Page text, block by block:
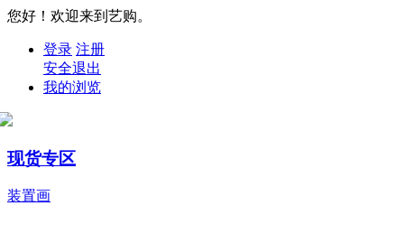
您好！欢迎来到艺购。
登录 注册
安全退出
我的浏览
现货专区
装置画